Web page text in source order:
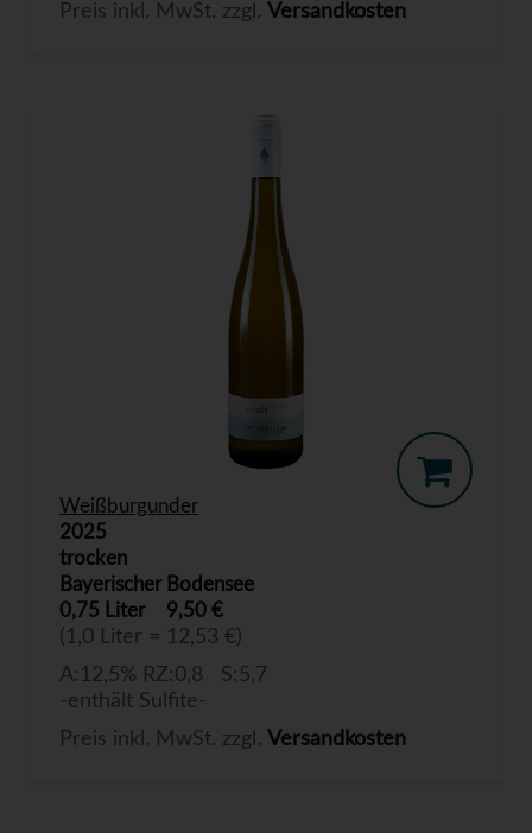
Preis inkl. MwSt. zzgl. Versandkosten
Weißburgunder
2025
trocken
Bayerischer Bodensee
0,75 Liter
9,50 €
(1,0 Liter = 12,53 €)
A:12,5% RZ:0,8 S:5,7
-enthält Sulfite-
Preis inkl. MwSt. zzgl. Versandkosten